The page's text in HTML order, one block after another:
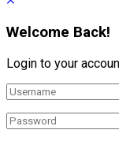
Welcome Back!
Login to your